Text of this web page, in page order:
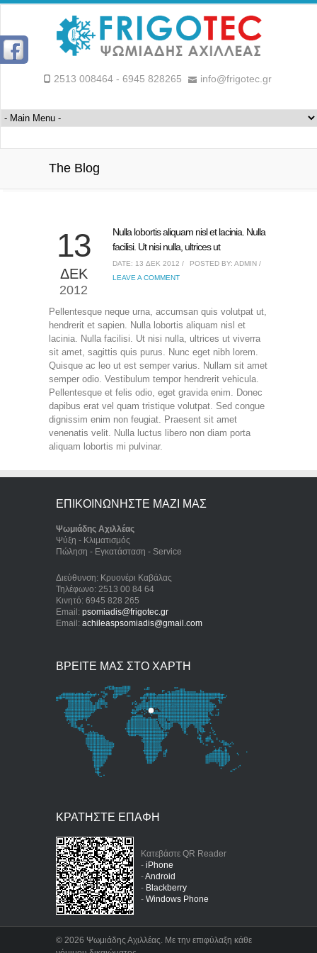
2513 008464 - 6945 828265 info@frigotec.gr
The Blog
13
ΔΕΚ
2012
Nulla lobortis aliquam nisl et lacinia. Nulla
facilisi. Ut nisi nulla, ultrices ut
DATE: 13 ΔΕΚ 2012 /
POSTED BY: ADMIN /
LEAVE A COMMENT
Pellentesque neque urna, accumsan quis volutpat ut,
hendrerit et sapien. Nulla lobortis aliquam nisl et
lacinia. Nulla facilisi. Ut nisi nulla, ultrices ut viverra
sit amet, sagittis quis purus. Nunc eget nibh lorem.
Quisque ac leo ut est semper varius. Nullam sit amet
semper odio. Vestibulum tempor hendrerit vehicula.
Pellentesque et felis odio, eget gravida enim. Donec
dapibus erat vel quam tristique volutpat. Sed congue
dignissim enim non feugiat. Praesent sit amet
venenatis velit. Nulla luctus libero non diam porta
aliquam lobortis mi pulvinar.
ΕΠΙΚΟΙΝΩΝΗΣΤΕ ΜΑΖΙ ΜΑΣ
Ψωμιάδης Αχιλλέας
Ψύξη - Κλιματισμός
Πώληση - Εγκατάσταση - Service
Διεύθυνση: Κρυονέρι Καβάλας
Τηλέφωνο: 2513 00 84 64
Κινητό: 6945 828 265
Email: psomiadis@frigotec.gr
Email: achileaspsomiadis@gmail.com
ΒΡΕΙΤΕ ΜΑΣ ΣΤΟ ΧΑΡΤΗ
ΚΡΑΤΗΣΤΕ ΕΠΑΦΗ
Κατεβάστε QR Reader
- iPhone
-Android
- Blackberry
- Windows Phone
© 2026 Ψωμιάδης Αχιλλέας. Με την επιφύλαξη κάθε